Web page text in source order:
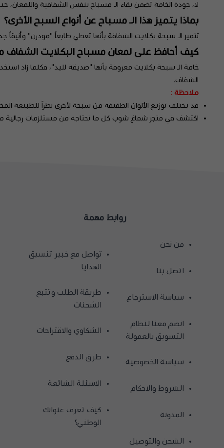
لا، جودة الخامة تضمن بقاء الـ مسباح بنفس الشفافية واللمعان،
بماذا يتميز هذا الـ مسباح عن أنواع السبح الأخرى؟
تتميز الـ سبحة بكلايت الشفافة بأنها تعطي طابعاً "مودرن" وأنيقاً
كيف أحافظ على لمعان مسباح البكلايت الشفاف
خامة الـ سبحة بكلايت معروفة بأنها "صديقة لليد"، فكلما زاد
الشفاف.
ملاحظة :
قد يختلف توزيع الألوان الطفيفة من سبحة لأخرى نظراً للطبيعة
اكتشف في متجر شماغ شوب كل ما تحتاجه من مستلزمات رجالية
روابط مهمة
من نحن
اتصل بنا
سياسة الاسترجاع
انضم معنا لنظام
التسويق بالعمولة
سياسة الخصوصية
الشروط والاحكام
المدونة
الشحن والتوصيل
تواصل مع خبير تنسيق
الهدايا
طريقة الطلب وتتبع
الشحنات
الشكاوي والاقتراحات
طرق الدفع
الاسئلة الشائعة
كيف تعرف عنوانك
الوطني؟